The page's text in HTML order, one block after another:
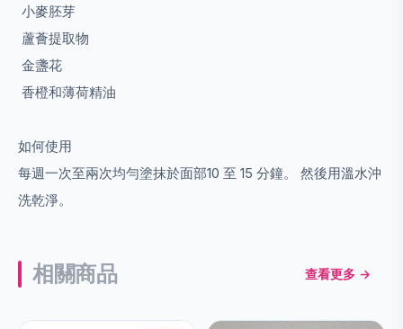
小麥胚芽
蘆薈提取物
金盞花
香橙和薄荷精油
如何使用
每週一次至兩次均勻塗抹於面部10 至 15 分鐘。 然後用溫水沖
洗乾淨。
相關商品 查看更多 →